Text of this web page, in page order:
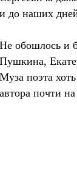
и до наших
Не обошлось и
Пушкина,
Муза поэта
автора почти